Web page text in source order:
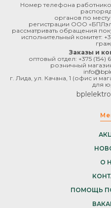
Номер телефона
органов по
регистрации ООО
рассматривать обращения
исполнительный комитет:
Заказы и
оптовый отдел: +375 (154)
розничный
г. Лида, ул. Качана, 1 (офис и
для
О
ПОМОЩЬ